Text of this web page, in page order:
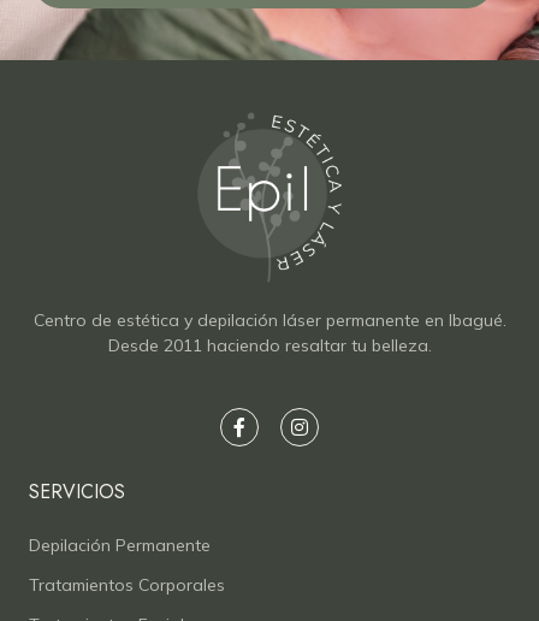
Centro de estética y depilación láser permanente en Ibagué.
Desde 2011 haciendo resaltar tu belleza.
SERVICIOS
Depilación Permanente
Tratamientos Corporales